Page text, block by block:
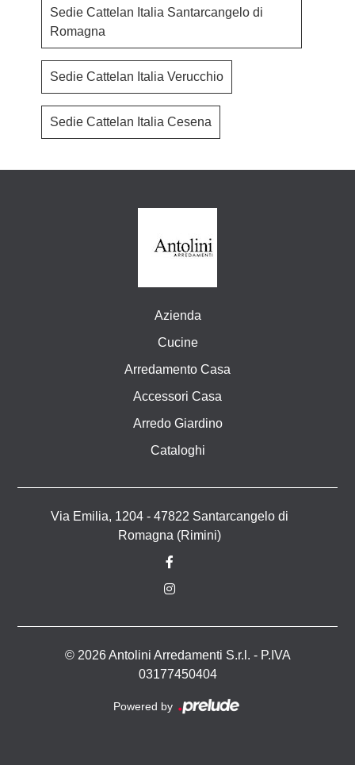
Sedie Cattelan Italia Santarcangelo di
Romagna
Sedie Cattelan Italia Verucchio
Sedie Cattelan Italia Cesena
Azienda
Cucine
Arredamento Casa
Accessori Casa
Arredo Giardino
Cataloghi
Via Emilia, 1204 - 47822 Santarcangelo di
Romagna (Rimini)
© 2026 Antolini Arredamenti S.r.l. - P.IVA
03177450404
Powered by